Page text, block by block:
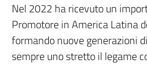
Nel 2022 ha ricevuto un
Promotore in America Latina
formando nuove generazioni
sempre uno stretto il legame